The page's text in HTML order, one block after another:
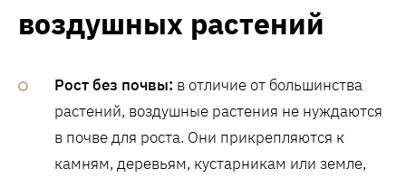
воздушных растений
Рост без почвы: в отличие от большинства
растений, воздушные растения не нуждаются
в почве для роста. Они прикрепляются к
камням, деревьям, кустарникам или земле,